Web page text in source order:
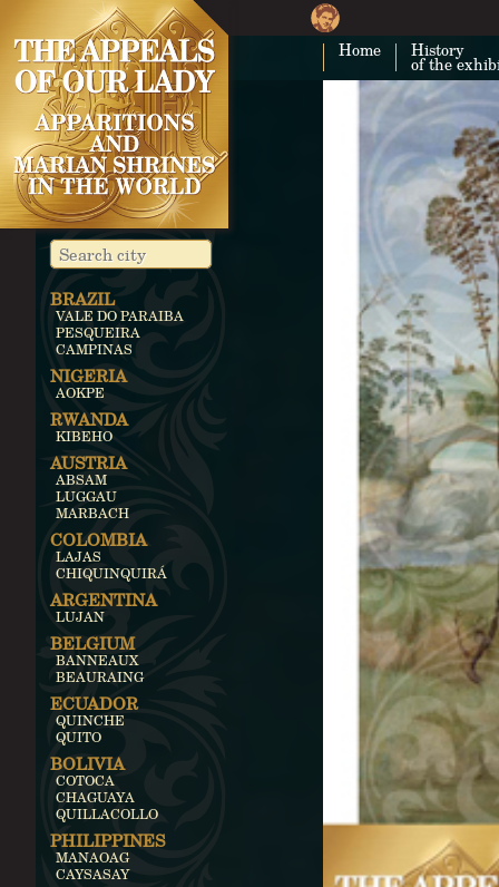
Home History
of the
BRAZIL
VALE DO PARAIBA
PESQUEIRA
CAMPINAS
NIGERIA
AOKPE
RWANDA
KIBEHO
AUSTRIA
ABSAM
LUGGAU
MARBACH
COLOMBIA
LAJAS
CHIQUINQUIRÁ
ARGENTINA
LUJAN
BELGIUM
BANNEAUX
BEAURAING
ECUADOR
QUINCHE
QUITO
BOLIVIA
COTOCA
CHAGUAYA
QUILLACOLLO
PHILIPPINES
MANAOAG
CAYSASAY